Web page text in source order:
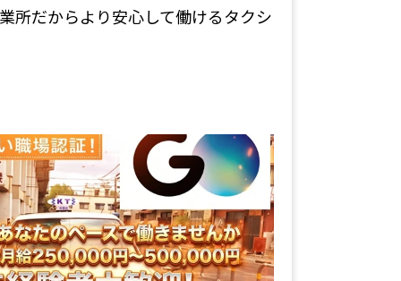
所だからより安心して働けるタクシ